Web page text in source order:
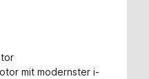
mit modernster i-